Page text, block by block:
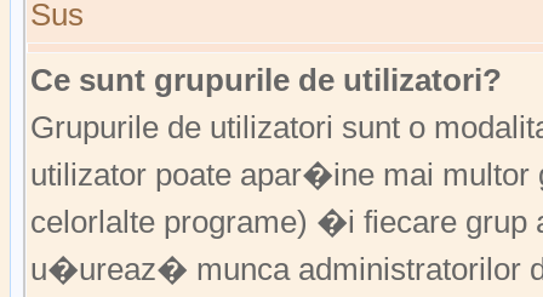
Sus
Ce sunt grupurile de utilizatori?
Grupurile de utilizatori sunt o
utilizator poate apar�ine mai
celorlalte programe) �i fiecare grup
u�ureaz� munca